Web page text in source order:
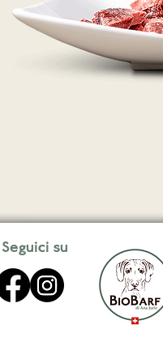
Seguici su